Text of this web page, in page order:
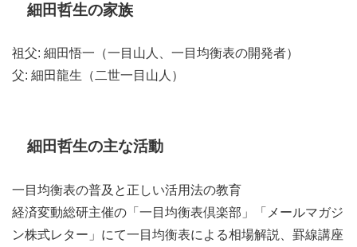
細田哲生の家族
祖父: 細田悟一（一目山人、一目均衡表の開発者）
父: 細田龍生（二世一目山人）
細田哲生の主な活動
一目均衡表の普及と正しい活用法の教育
経済変動総研主催の「一目均衡表倶楽部」「メールマガジ
ン株式レター」にて一目均衡表による相場解説、罫線講座